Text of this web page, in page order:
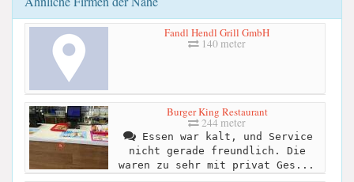
Fandl Hendl Grill GmbH
140 meter
Burger King Restaurant
244 meter
Essen war kalt, und Service
nicht gerade freundlich. Die
waren zu sehr mit privat Ges...